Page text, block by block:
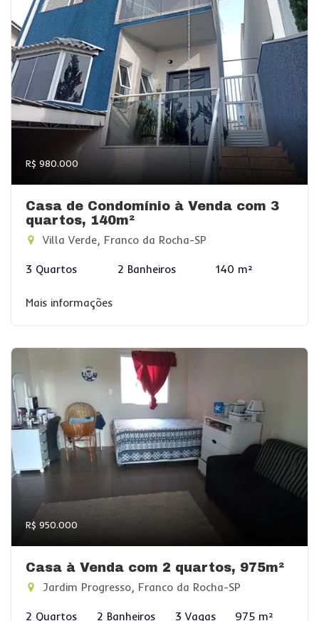
R$ 980.000
Casa de Condomínio à Venda com 3
quartos, 140m²
Villa Verde, Franco da Rocha-SP
3 Quartos 2 Banheiros 140 m²
Mais informações
R$ 950.000
Casa à Venda com 2 quartos, 975m²
Jardim Progresso, Franco da Rocha-SP
2 Quartos 2 Banheiros 3 Vagas 975 m²